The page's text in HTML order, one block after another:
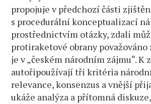
propojuje v předchozí části
s procedurální konceptualizací
prostřednictvím otázky, zdali
protiraketové obrany považováno
je v „českém národním zájmu“. K
autořipoužívají tři kritéria
relevance, konsenzus a vnější
ukáže analýza a přítomná